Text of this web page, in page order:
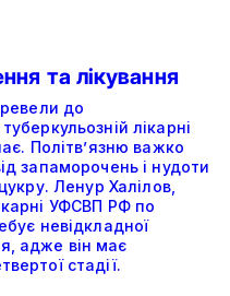
та лікування
до
лікарні
Політвʼязню важко
запаморочень і нудоти
Ленур Халілов,
УФСВП РФ по
невідкладної
адже він має
стадії.